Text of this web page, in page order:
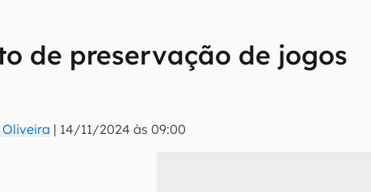
de preservação de jogos
Oliveira | 14/11/2024 às 09:00
tech!
notícias e reviews sobre tecnologia em primeira